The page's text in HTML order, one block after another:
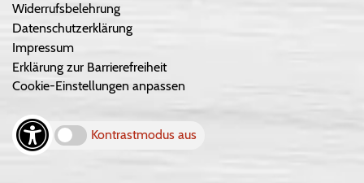
Widerrufsbelehrung
Datenschutzerklärung
Impressum
Erklärung zur Barrierefreiheit
Cookie-Einstellungen anpassen
Kontrastmodus aus